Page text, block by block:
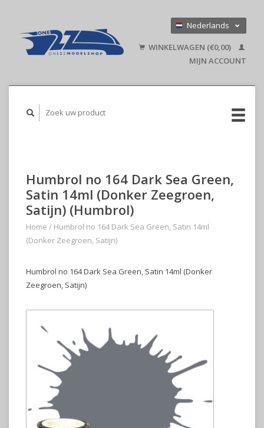
Nederlands
English
WINKELWAGEN (€0,00)
MIJN ACCOUNT
Humbrol no 164 Dark Sea Green,
Satin 14ml (Donker Zeegroen,
Satijn) (Humbrol)
Home / Humbrol no 164 Dark Sea Green, Satin 14ml
(Donker Zeegroen, Satijn)
Humbrol no 164 Dark Sea Green, Satin 14ml (Donker
Zeegroen, Satijn)